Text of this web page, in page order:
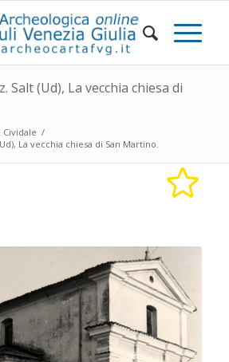
Salt (Ud), La vecchia chiesa di
Cividale /
La vecchia chiesa di San Martino.